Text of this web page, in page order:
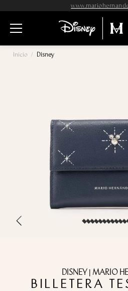
Inicio / Disney
‹
DISNEY | MARIO
BILLETERA